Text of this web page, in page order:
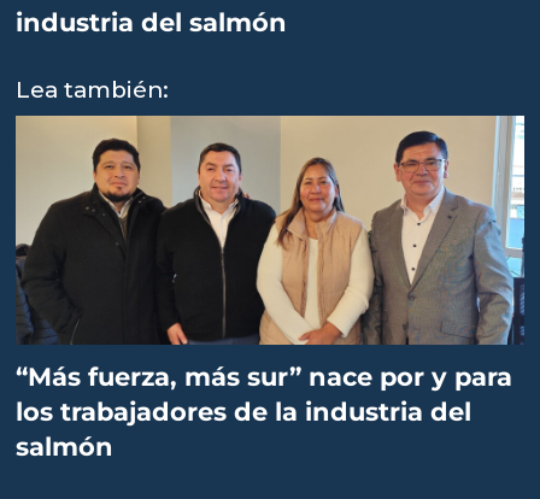
industria del salmón
Lea también:
“Más fuerza, más sur” nace por y para
los trabajadores de la industria del
salmón